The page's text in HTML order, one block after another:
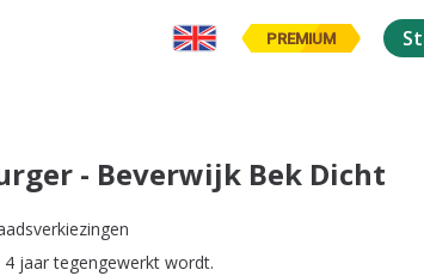
PREMIUM
- Beverwijk Bek Dicht
4 jaar tegengewerkt wordt.